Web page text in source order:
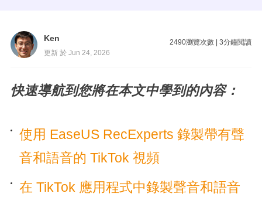
Ken
更新 於 Jun 24, 2026
2490瀏覽次數 |3分鐘閱讀
快速導航到您將在本文中學到的內容：
使用 EaseUS RecExperts 錄製帶有聲
音和語音的 TikTok 視頻
在 TikTok 應用程式中錄製聲音和語音